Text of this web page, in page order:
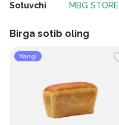
Sotuvchi MBG STORE
Birga sotib oling
Yangi